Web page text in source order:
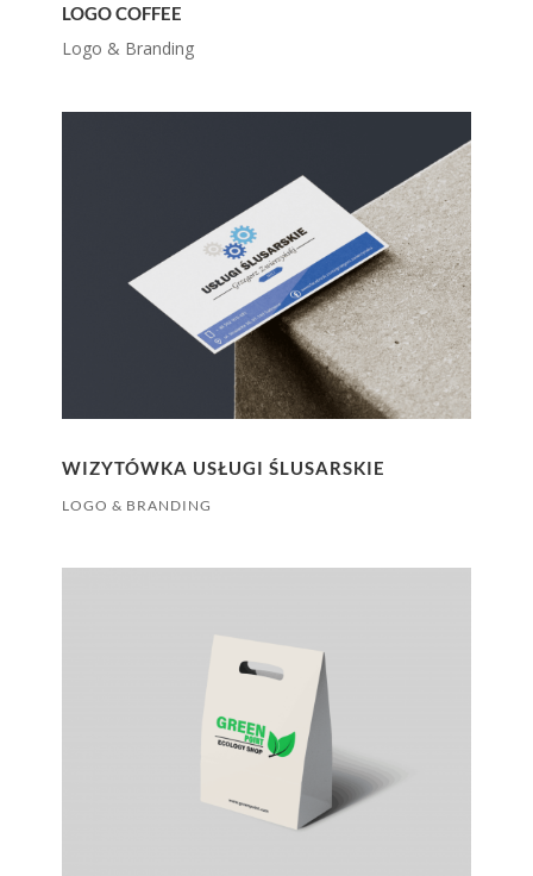
LOGO COFFEE
Logo & Branding
WIZYTÓWKA USŁUGI ŚLUSARSKIE
LOGO & BRANDING